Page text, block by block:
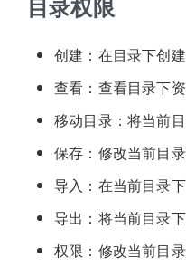
目录权限
创建：在目录下创
查看：查看目录下
移动目录：将当前
保存：修改当前目
导入：在当前目录
导出：将当前目录
权限：修改当前目